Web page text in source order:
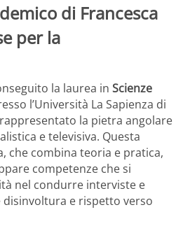
di Francesca
per la
la laurea in Scienze
l’Università La Sapienza di
la pietra angolare
e televisiva. Questa
che combina teoria e pratica,
competenze che si
nel condurre interviste e
e rispetto verso